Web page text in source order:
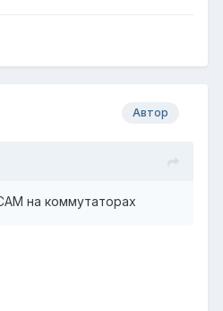
Автор
на коммутаторах